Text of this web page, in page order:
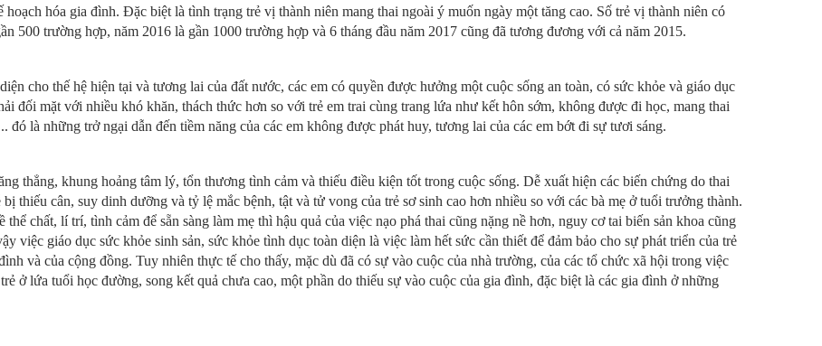
hóa gia đình. Đặc biệt là tình trạng trẻ vị thành niên mang thai ngoài ý muốn ngày một tăng cao. Số trẻ vị thành niên có
500 trường hợp, năm 2016 là gần 1000 trường hợp và 6 tháng đầu năm 2017 cũng đã tương đương với cả năm 2015.
cho thế hệ hiện tại và tương lai của đất nước, các em có quyền được hưởng một cuộc sống an toàn, có sức khỏe và giáo dục
đối mặt với nhiều khó khăn, thách thức hơn so với trẻ em trai cùng trang lứa như kết hôn sớm, không được đi học, mang thai
là những trở ngại dẫn đến tiềm năng của các em không được phát huy, tương lai của các em bớt đi sự tươi sáng.
thẳng, khung hoảng tâm lý, tổn thương tình cảm và thiếu điều kiện tốt trong cuộc sống. Dễ xuất hiện các biến chứng do thai
thiếu cân, suy dinh dưỡng và tỷ lệ mắc bệnh, tật và tử vong của trẻ sơ sinh cao hơn nhiều so với các bà mẹ ở tuổi trưởng thành.
chất, lí trí, tình cảm để sẵn sàng làm mẹ thì hậu quả của việc nạo phá thai cũng nặng nề hơn, nguy cơ tai biến sản khoa cũng
việc giáo dục sức khỏe sinh sản, sức khỏe tình dục toàn diện là việc làm hết sức cần thiết để đảm bảo cho sự phát triển của trẻ
và của cộng đồng. Tuy nhiên thực tế cho thấy, mặc dù đã có sự vào cuộc của nhà trường, của các tổ chức xã hội trong việc
ở lứa tuổi học đường, song kết quả chưa cao, một phần do thiếu sự vào cuộc của gia đình, đặc biệt là các gia đình ở những